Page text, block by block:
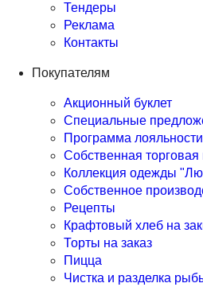
Тендеры
Реклама
Контакты
Покупателям
Акционный буклет
Специальные
Программа лояльности
Собственная торговая
Коллекция одежды
Собственное
Рецепты
Крафтовый хлеб на
Торты на заказ
Пицца
Чистка и разделка